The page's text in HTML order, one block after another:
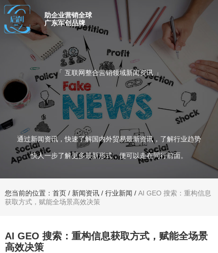
助企业营销全球
广东军创品牌
「 互联网整合营销领域新闻资讯 」
通过新闻资讯，快速了解国内外贸易最新资讯，了解行业趋势
快人一步了解更多最新形式，便可以走在同行前面。
您当前的位置：首页 / 新闻资讯 / 行业新闻 / AI GEO 搜索：重构信息
获取方式，赋能全场景高效决策
AI GEO 搜索：重构信息获取方式，赋能全场景
高效决策